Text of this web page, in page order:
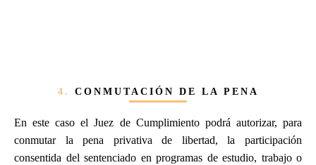
4. CONMUTACIÓN DE LA PENA
En este caso el Juez de Cumplimiento podrá autorizar, para
conmutar la pena privativa de libertad, la participación
consentida del sentenciado en programas de estudio, trabajo o